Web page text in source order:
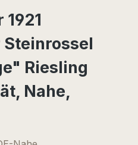
Riesling
Nahe,